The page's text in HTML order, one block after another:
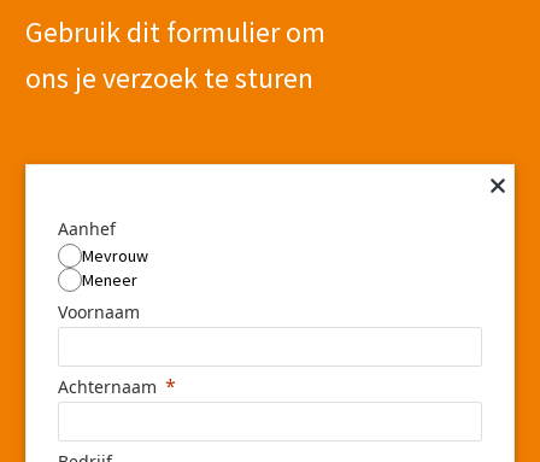
Gebruik dit formulier om
ons je verzoek te sturen
Aanhef
Mevrouw
Meneer
Voornaam
Achternaam